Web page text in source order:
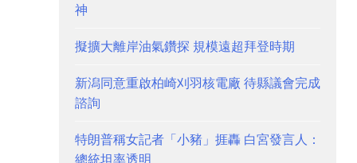
神
擬擴大離岸油氣鑽探 規模遠超拜登時期
新潟同意重啟柏崎刈羽核電廠 待縣議會完成
諮詢
特朗普稱女記者「小豬」捱轟 白宮發言人：
總統坦率透明